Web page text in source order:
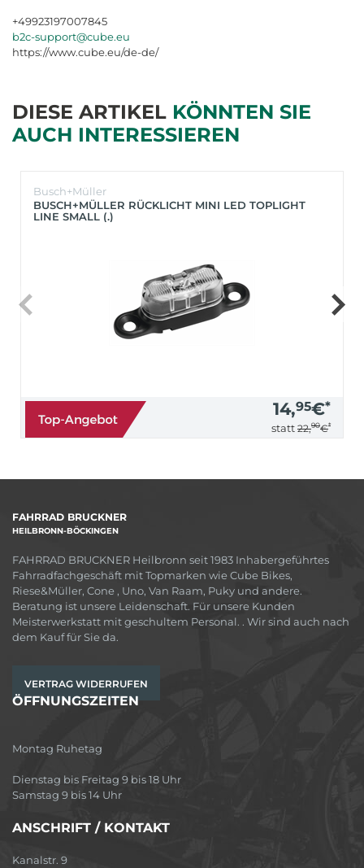
+49923197007845
b2c-support@cube.eu
https://www.cube.eu/de-de/
DIESE ARTIKEL KÖNNTEN SIE
AUCH INTERESSIEREN
Busch+Müller
BUSCH+MÜLLER RÜCKLICHT MINI LED TOPLIGHT
LINE SMALL (.)
14,95€*
statt 22,90€*
FAHRRAD BRUCKNER
HEILBRONN-BÖCKINGEN
FAHRRAD BRUCKNER Heilbronn seit 1983 Inhabergeführtes
Fahrradfachgeschäft mit Topmarken wie Cube Bikes,
Riese&Müller, Cone , Uno, Van Raam, Puky und andere.
Beratung ist unsere Leidenschaft. Für unsere Kunden
Meisterwerkstatt mit geschultem Personal. . Wir sind auch nach
dem Kauf für Sie da.
VERTRAG WIDERRUFEN
ÖFFNUNGSZEITEN
Montag Ruhetag
Dienstag bis Freitag 9 bis 18 Uhr
Samstag 9 bis 14 Uhr
ANSCHRIFT / KONTAKT
Kanalstr. 9